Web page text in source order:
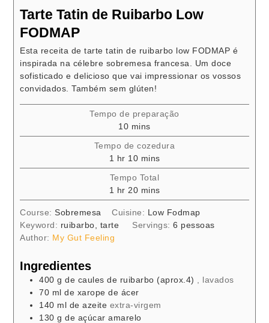
Tarte Tatin de Ruibarbo Low
FODMAP
Esta receita de tarte tatin de ruibarbo low FODMAP é
inspirada na célebre sobremesa francesa. Um doce
sofisticado e delicioso que vai impressionar os vossos
convidados. Também sem glúten!
Tempo de preparação
10minutes
mins
Tempo de cozedura
1 hour
hr 10minutes
mins
Tempo Total
1 hour
hr 20minutes
mins
Course:Sobremesa Cuisine: Low Fodmap
Keyword: ruibarbo, tarte Servings:6 pessoas
Author: My Gut Feeling
Ingredientes
400 g de caules de ruibarbo (aprox.4)
, lavados
70 ml de xarope de ácer
140 ml de azeite extra-virgem
130 g de açúcar amarelo